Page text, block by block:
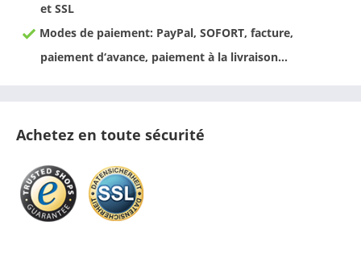
et SSL
Modes de paiement: PayPal, SOFORT, facture,
paiement d‘avance, paiement à la livraison…
Achetez en toute sécurité